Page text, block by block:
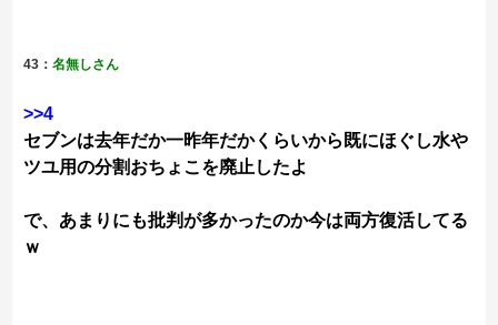
43：名無しさん
>>4
セブンは去年だか一昨年だかくらいから既にほぐし水や
ツユ用の分割おちょこを廃止したよ
で、あまりにも批判が多かったのか今は両方復活してる
ｗ